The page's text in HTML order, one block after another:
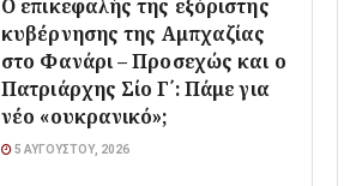
Ο επικεφαλής της εξόριστης
κυβέρνησης της Αμπχαζίας
στο Φανάρι – Προσεχώς και ο
Πατριάρχης Σίο Γ΄: Πάμε για
νέο «ουκρανικό»;
5 ΑΥΓΟΎΣΤΟΥ, 2026